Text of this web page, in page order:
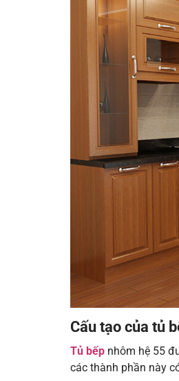
Cấu tạo của tủ
Tủ bếp nhôm hệ 55
các thành phần này